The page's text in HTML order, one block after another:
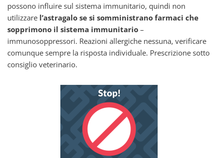
possono influire sul sistema immunitario, quindi non
utilizzare l’astragalo se si somministrano farmaci che
sopprimono il sistema immunitario –
immunosoppressori. Reazioni allergiche nessuna, verificare
comunque sempre la risposta individuale. Prescrizione sotto
consiglio veterinario.